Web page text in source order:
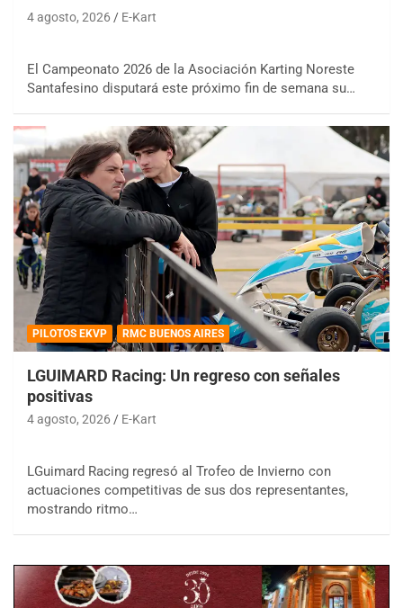
4 agosto, 2026 E-Kart
El Campeonato 2026 de la Asociación Karting Noreste
Santafesino disputará este próximo fin de semana su…
PILOTOS EKVP RMC BUENOS AIRES
LGUIMARD Racing: Un regreso con señales
positivas
4 agosto, 2026 E-Kart
LGuimard Racing regresó al Trofeo de Invierno con
actuaciones competitivas de sus dos representantes,
mostrando ritmo…